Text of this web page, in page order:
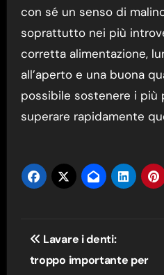
con sé un senso di
soprattutto nei più
corretta alimentazione,
all’aperto e una buona
possibile sostenere i più
superare rapidamente
Navigazione
articoli
Lavare i denti:
troppo importante per